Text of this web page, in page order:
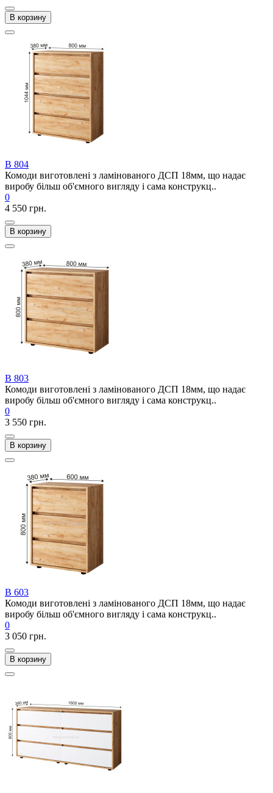
В корзину
В 804
Комоди виготовлені з ламінованого ДСП 18мм, що надає
виробу більш об'ємного вигляду і сама конструкц..
0
4 550 грн.
В корзину
В 803
Комоди виготовлені з ламінованого ДСП 18мм, що надає
виробу більш об'ємного вигляду і сама конструкц..
0
3 550 грн.
В корзину
В 603
Комоди виготовлені з ламінованого ДСП 18мм, що надає
виробу більш об'ємного вигляду і сама конструкц..
0
3 050 грн.
В корзину